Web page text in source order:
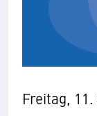
Freitag,